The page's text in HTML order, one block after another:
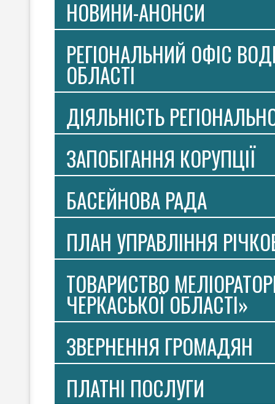
НОВИНИ-АНОНСИ
РЕГІОНАЛЬНИЙ ОФІС
ОБЛАСТІ
ДІЯЛЬНІСТЬ
ЗАПОБІГАННЯ КОРУПЦІЇ
БАСЕЙНОВА РАДА
ПЛАН УПРАВЛІННЯ
ТОВАРИСТВО
ЧЕРКАСЬКОЇ ОБЛАСТІ»
ЗВЕРНЕННЯ ГРОМАДЯН
ПЛАТНI ПОСЛУГИ